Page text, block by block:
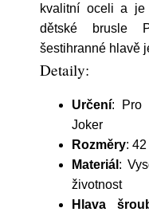
kvalitní oceli a je
dětské brusle
šestihranné hlavě
Detaily:
Určení: Pro
Joker
Rozměry:
Materiál :
životnost
Hlava